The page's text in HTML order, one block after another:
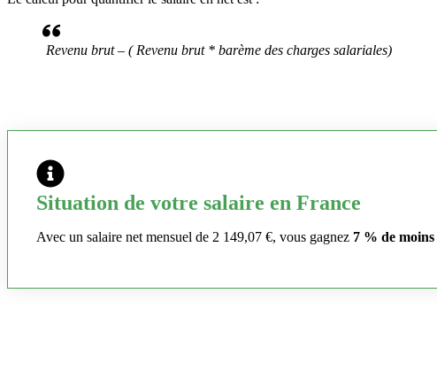
Revenu brut – ( Revenu brut * barème des charges salariales)
Situation de votre salaire en France
Avec un salaire net mensuel de 2 149,07 €, vous gagnez 7 % de moins